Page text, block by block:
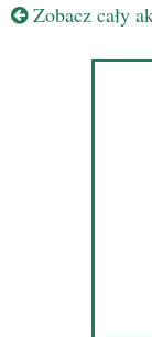
Zobacz cały